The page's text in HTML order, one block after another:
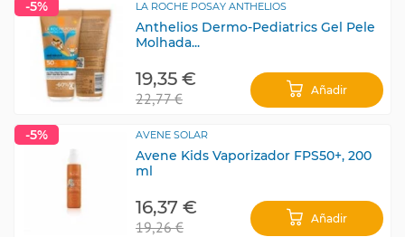
-5% LA ROCHE POSAY ANTHELIOS
Anthelios Dermo-Pediatrics Gel Pele
Molhada...
19,35 €
22,77 € Añadir
-5% AVENE SOLAR
Avene Kids Vaporizador FPS50+, 200
ml
16,37 €
19,26 € Añadir